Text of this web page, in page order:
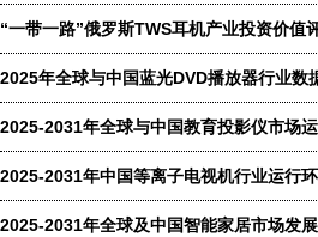
“一带一路”俄罗斯TWS耳机产业投资价值